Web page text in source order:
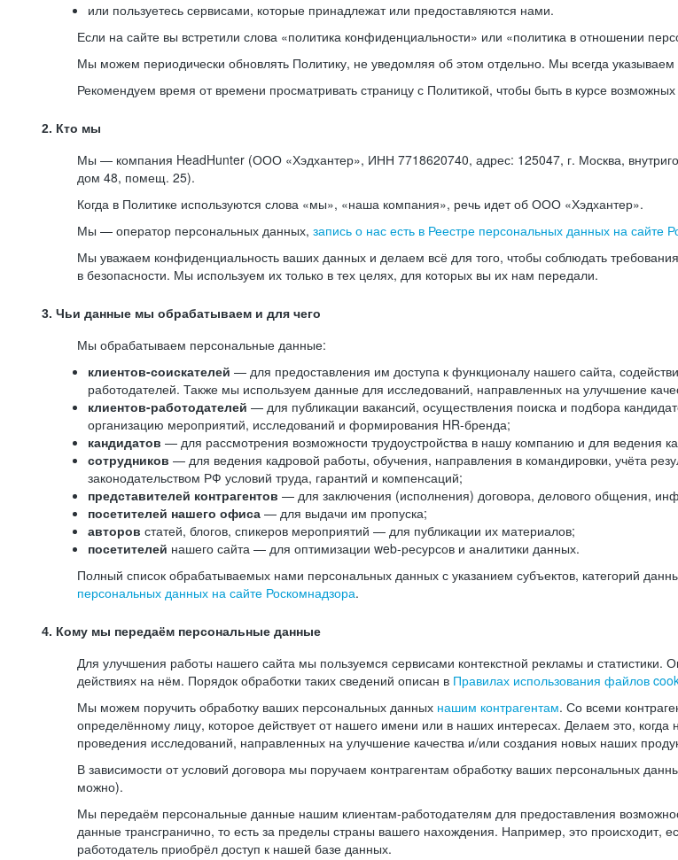
или пользуетесь сервисами, которые принадлежат или предоставляются нами.
Если на сайте вы встретили слова «политика конфиденциальности» или «политика в отношении
Мы можем периодически обновлять Политику, не уведомляя об этом отдельно. Мы всегда указываем
Рекомендуем время от времени просматривать страницу с Политикой, чтобы быть в курсе
2. Кто мы
Мы — компания HeadHunter (ООО «Хэдхантер», ИНН 7718620740, адрес: 125047, г. Москва,
дом 48, помещ. 25).
Когда в Политике используются слова «мы», «наша компания», речь идет об ООО «Хэдхантер».
Мы — оператор персональных данных, запись о нас есть в Реестре персональных данных на сайте
Мы уважаем конфиденциальность ваших данных и делаем всё для того, чтобы соблюдать
в безопасности. Мы используем их только в тех целях, для которых вы их нам передали.
3. Чьи данные мы обрабатываем и для чего
Мы обрабатываем персональные данные:
клиентов-соискателей — для предоставления им доступа к функционалу нашего сайта,
работодателей. Также мы используем данные для исследований, направленных на улучшение
клиентов-работодателей — для публикации вакансий, осуществления поиска и подбора
организацию мероприятий, исследований и формирования HR-бренда;
кандидатов — для рассмотрения возможности трудоустройства в нашу компанию и для ведения
сотрудников — для ведения кадровой работы, обучения, направления в командировки, учёта
законодательством РФ условий труда, гарантий и компенсаций;
представителей контрагентов — для заключения (исполнения) договора, делового общения,
посетителей нашего офиса — для выдачи им пропуска;
авторов статей, блогов, спикеров мероприятий — для публикации их материалов;
посетителей нашего сайта — для оптимизации web-ресурсов и аналитики данных.
Полный список обрабатываемых нами персональных данных с указанием субъектов, категорий
персональных данных на сайте Роскомнадзора.
4. Кому мы передаём персональные данные
Для улучшения работы нашего сайта мы пользуемся сервисами контекстной рекламы и
действиях на нём. Порядок обработки таких сведений описан в Правилах использования файлов
Мы можем поручить обработку ваших персональных данных нашим контрагентам. Со всеми
определённому лицу, которое действует от нашего имени или в наших интересах. Делаем это,
проведения исследований, направленных на улучшение качества и/или создания новых наших
В зависимости от условий договора мы поручаем контрагентам обработку ваших персональных
можно).
Мы передаём персональные данные нашим клиентам-работодателям для предоставления
данные трансгранично, то есть за пределы страны вашего нахождения. Например, это
работодатель приобрёл доступ к нашей базе данных.